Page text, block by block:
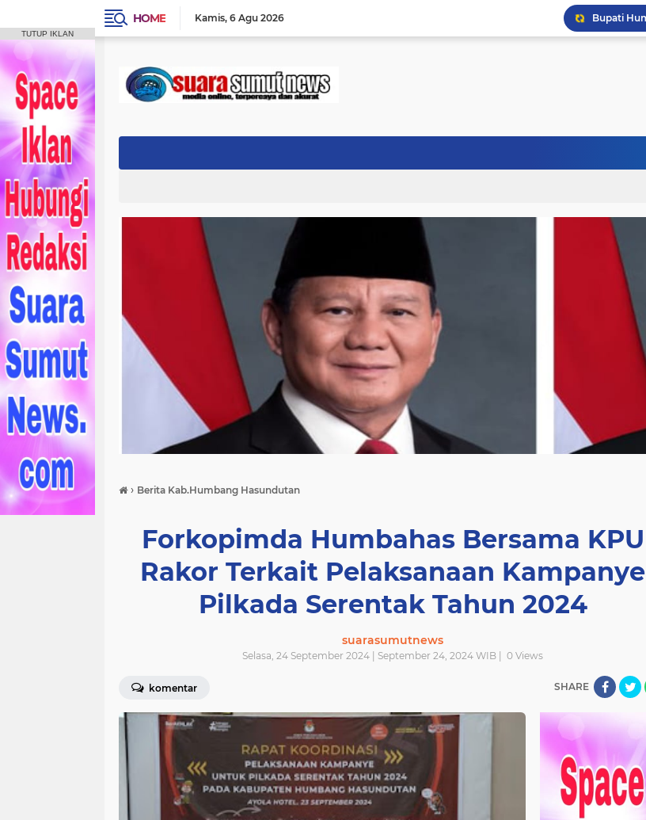
HOME Kamis 6 Agu 2026
› Berita Kab.Humbang Hasundutan
Forkopimda Humbahas Bersama KPU
Rakor Terkait Pelaksanaan Kampanye
Pilkada Serentak Tahun 2024
suarasumutnews
Selasa, 24 September 2024 | September 24, 2024 WIB | 0 Views
komentar SHARE
TUTUP IKLAN